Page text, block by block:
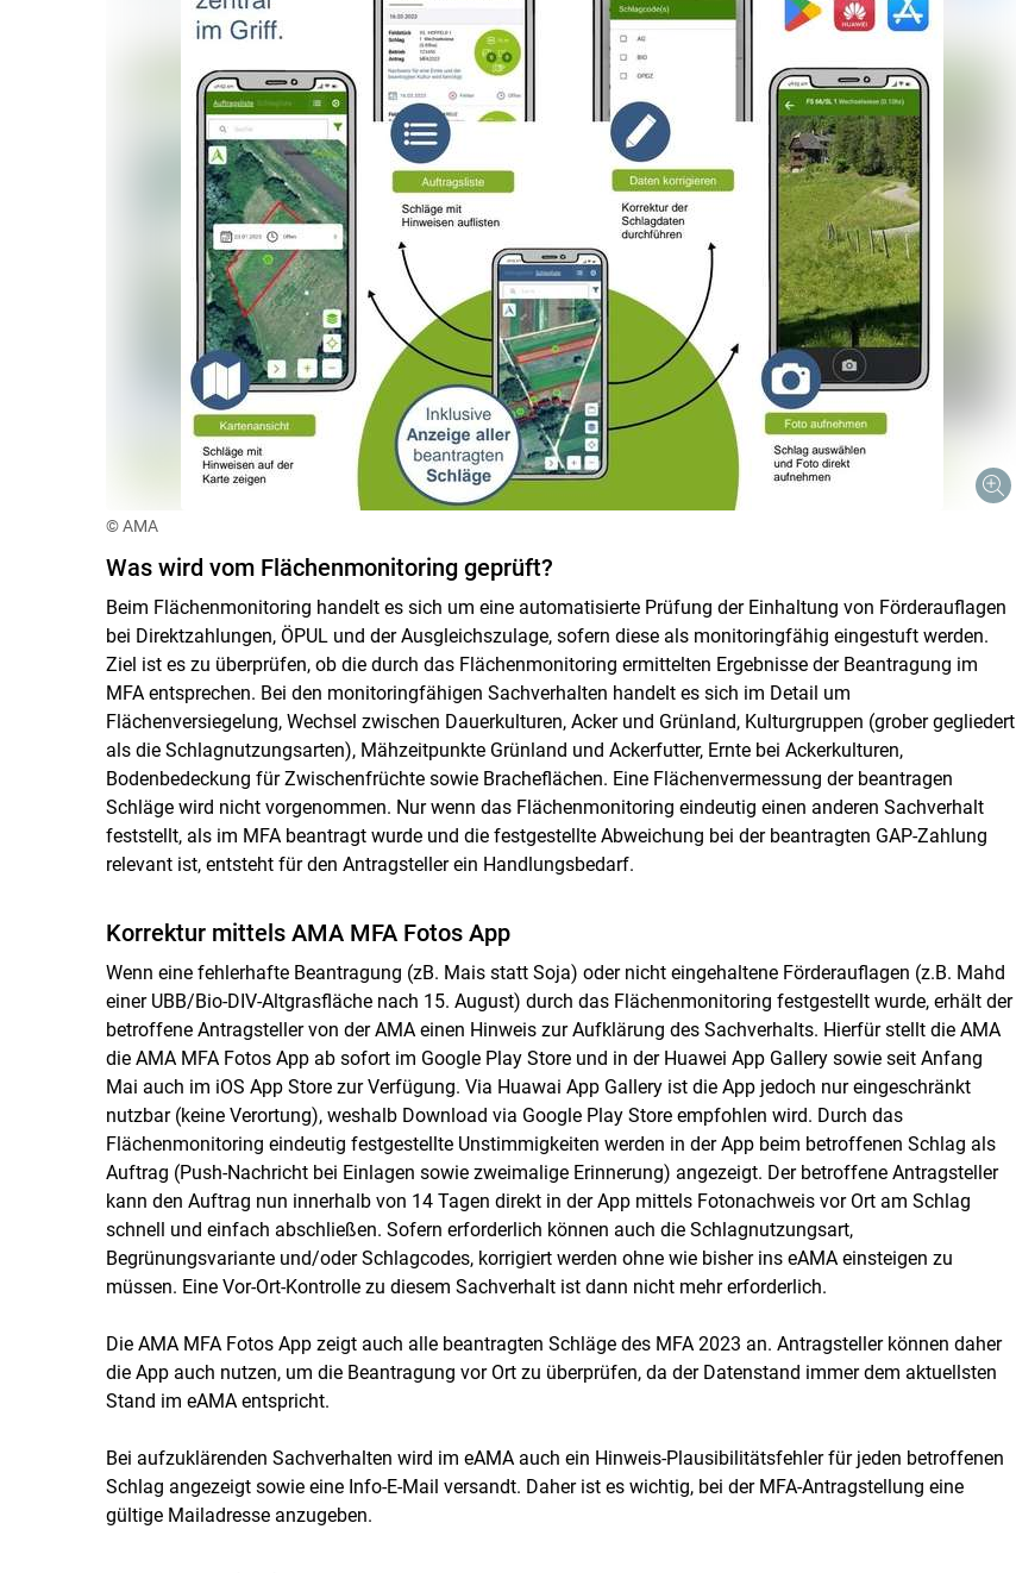
Skip to main content
© AMA
Was wird vom Flächenmonitoring geprüft?
Beim Flächenmonitoring handelt es sich um eine automatisierte Prüfung der Einhaltung von Förderauflagen
bei Direktzahlungen, ÖPUL und der Ausgleichszulage, sofern diese als monitoringfähig eingestuft werden.
Ziel ist es zu überprüfen, ob die durch das Flächenmonitoring ermittelten Ergebnisse der Beantragung im
MFA entsprechen. Bei den monitoringfähigen Sachverhalten handelt es sich im Detail um
Flächenversiegelung, Wechsel zwischen Dauerkulturen, Acker und Grünland, Kulturgruppen (grober gegliedert
als die Schlagnutzungsarten), Mähzeitpunkte Grünland und Ackerfutter, Ernte bei Ackerkulturen,
Bodenbedeckung für Zwischenfrüchte sowie Bracheflächen. Eine Flächenvermessung der beantragen
Schläge wird nicht vorgenommen. Nur wenn das Flächenmonitoring eindeutig einen anderen Sachverhalt
feststellt, als im MFA beantragt wurde und die festgestellte Abweichung bei der beantragten GAP-Zahlung
relevant ist, entsteht für den Antragsteller ein Handlungsbedarf.
Korrektur mittels AMA MFA Fotos App
Wenn eine fehlerhafte Beantragung (zB. Mais statt Soja) oder nicht eingehaltene Förderauflagen (z.B. Mahd
einer UBB/Bio-DIV-Altgrasfläche nach 15. August) durch das Flächenmonitoring festgestellt wurde, erhält der
betroffene Antragsteller von der AMA einen Hinweis zur Aufklärung des Sachverhalts. Hierfür stellt die AMA
die AMA MFA Fotos App ab sofort im Google Play Store und in der Huawei App Gallery sowie seit Anfang
Mai auch im iOS App Store zur Verfügung. Via Huawai App Gallery ist die App jedoch nur eingeschränkt
nutzbar (keine Verortung), weshalb Download via Google Play Store empfohlen wird. Durch das
Flächenmonitoring eindeutig festgestellte Unstimmigkeiten werden in der App beim betroffenen Schlag als
Auftrag (Push-Nachricht bei Einlagen sowie zweimalige Erinnerung) angezeigt. Der betroffene Antragsteller
kann den Auftrag nun innerhalb von 14 Tagen direkt in der App mittels Fotonachweis vor Ort am Schlag
schnell und einfach abschließen. Sofern erforderlich können auch die Schlagnutzungsart,
Begrünungsvariante und/oder Schlagcodes, korrigiert werden ohne wie bisher ins eAMA einsteigen zu
müssen. Eine Vor-Ort-Kontrolle zu diesem Sachverhalt ist dann nicht mehr erforderlich.
Die AMA MFA Fotos App zeigt auch alle beantragten Schläge des MFA 2023 an. Antragsteller können daher
die App auch nutzen, um die Beantragung vor Ort zu überprüfen, da der Datenstand immer dem aktuellsten
Stand im eAMA entspricht.
Bei aufzuklärenden Sachverhalten wird im eAMA auch ein Hinweis-Plausibilitätsfehler für jeden betroffenen
Schlag angezeigt sowie eine Info-E-Mail versandt. Daher ist es wichtig, bei der MFA-Antragstellung eine
gültige Mailadresse anzugeben.